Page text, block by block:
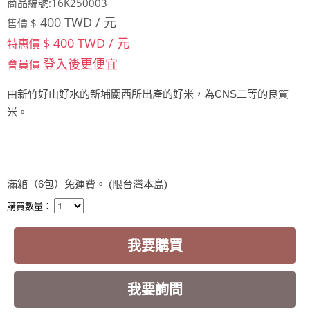
售價 $ 400 TWD / 元
特惠價 $ 400 TWD / 元
會員價登入後更便宜
由新竹好山好水的新埔關西所出產的好米，為CNS二等的良質
米。
滿箱（6包）免運費。 (限台灣本島)
購買數量：
我要購買
我要詢問